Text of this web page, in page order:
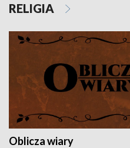
RELIGIA
Oblicza wiary